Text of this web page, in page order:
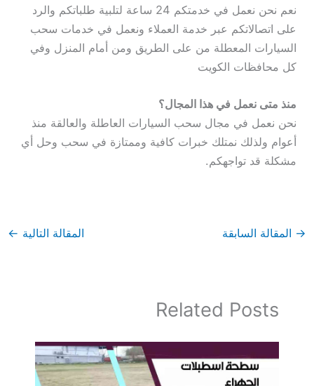
نعم نحن نعمل في خدمتكم 24 ساعة لتلبية طلباتكم والرد
على اتصالاتكم عبر خدمة العملاء ونعمل في خدمات سحب
السيارات المعطلة من على الطريق ومن أمام المنزل وفي
كل محافظات الكويت
منذ متى نعمل في هذا المجال؟
نحن نعمل في مجال سحب السيارات العاطلة والعالقة منذ
أعوام ولذلك نمتلك خبرات كافية وممتازة في سحب وحل أي
مشكلة قد تواجهكم.
→ المقالة السابقة المقالة التالية ←
Related Posts